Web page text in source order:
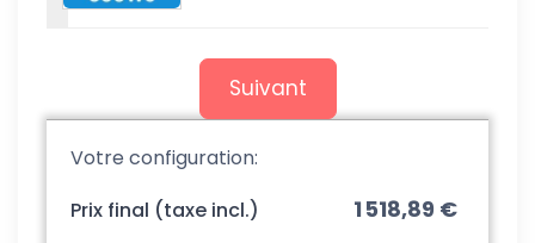
Suivant
Votre configuration:
Prix final (taxe incl.)
1 518,89 €